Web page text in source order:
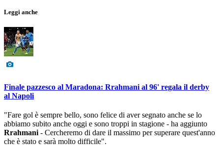
Leggi anche
Finale pazzesco al Maradona: Rrahmani al 96' regala il derby
al Napoli
"Fare gol è sempre bello, sono felice di aver segnato anche se lo
abbiamo subito anche oggi e sono troppi in stagione - ha aggiunto
Rrahmani - Cercheremo di dare il massimo per superare quest'anno
che è stato e sarà molto difficile".